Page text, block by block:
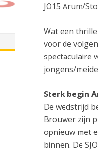
JO15 Arum/
Wat een
voor de
spectaculaire
jongens/
Sterk begin
De wedstrijd
Brouwer zijn
opnieuw met
binnen. De